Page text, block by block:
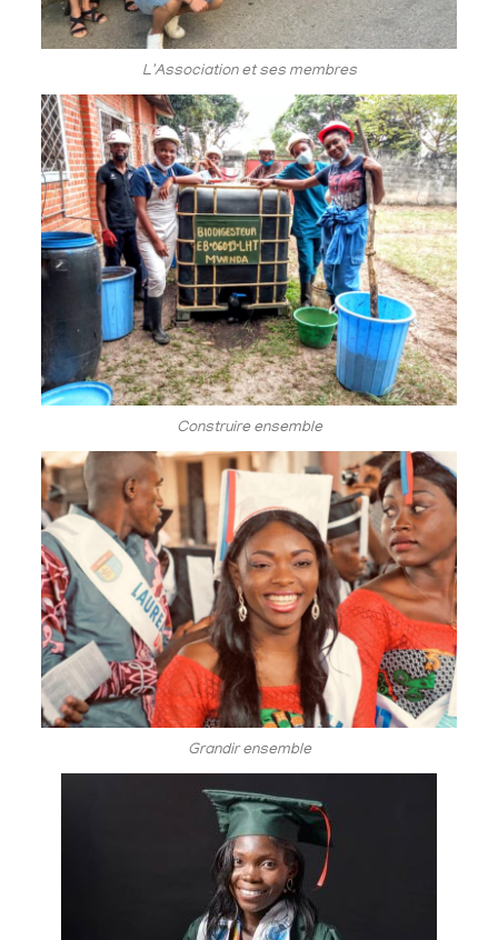
L'Association et ses membres
Construire ensemble
Grandir ensemble